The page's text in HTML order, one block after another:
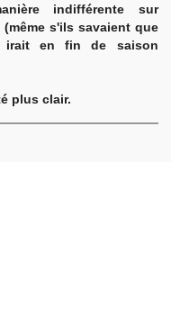
indifférente sur
s'ils savaient que
irait en fin de saison
plus clair.